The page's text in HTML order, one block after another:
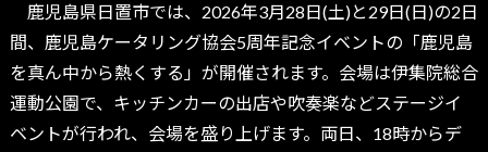
鹿児島県日置市では、2026年3月28日(土)と29日(日)の2日
間、鹿児島ケータリング協会5周年記念イベントの「鹿児島
を真ん中から熱くする」が開催されます。会場は伊集院総合
運動公園で、キッチンカーの出店や吹奏楽などステージイ
ベントが行われ、会場を盛り上げます。両日、18時からデ